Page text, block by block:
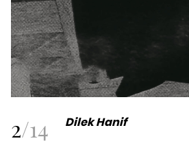
2/14 Dilek Hanif